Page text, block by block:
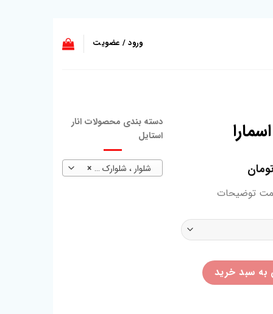
ورود / عضویت
توضیحات
به سبد خرید
دسته بندی محصولات انار
استایل
× شلوار ، شلوارک و لگ